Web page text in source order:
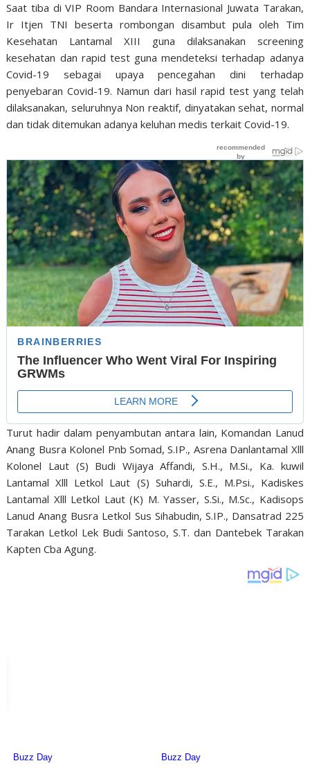
Saat tiba di VIP Room Bandara Internasional Juwata Tarakan,
Ir Itjen TNI beserta rombongan disambut pula oleh Tim
Kesehatan Lantamal XIII guna dilaksanakan screening
kesehatan dan rapid test guna mendeteksi terhadap adanya
Covid-19 sebagai upaya pencegahan dini terhadap
penyebaran Covid-19. Namun dari hasil rapid test yang telah
dilaksanakan, seluruhnya Non reaktif, dinyatakan sehat, normal
dan tidak ditemukan adanya keluhan medis terkait Covid-19.
Turut hadir dalam penyambutan antara lain, Komandan Lanud
Anang Busra Kolonel Pnb Somad, S.IP., Asrena Danlantamal Xlll
Kolonel Laut (S) Budi Wijaya Affandi, S.H., M.Si., Ka. kuwil
Lantamal Xlll Letkol Laut (S) Suhardi, S.E., M.Psi., Kadiskes
Lantamal Xlll Letkol Laut (K) M. Yasser, S.Si., M.Sc., Kadisops
Lanud Anang Busra Letkol Sus Sihabudin, S.IP., Dansatrad 225
Tarakan Letkol Lek Budi Santoso, S.T. dan Dantebek Tarakan
Kapten Cba Agung.